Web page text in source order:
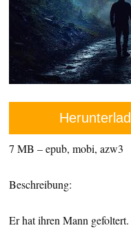
7 MB – epub, mobi, azw3
Beschreibung:
Er hat ihren Mann